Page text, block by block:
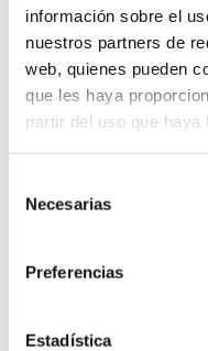
información sobre el
nuestros partners de
web, quienes pueden
que les haya
partir del uso que
Necesarias
Preferencias
Estadística
¿Escuchamos voces
en la lectura
VictorenEntrevista LA
Entrevista
Elena Delaí